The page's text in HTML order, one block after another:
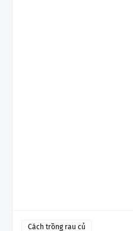
Cách trồng rau củ